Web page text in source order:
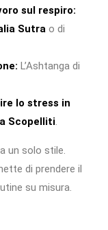
sul respiro:
Sutrao di
L’Ashtanga di
lo stress in
Scopelliti.
un solo stile.
di prendere il
su misura.